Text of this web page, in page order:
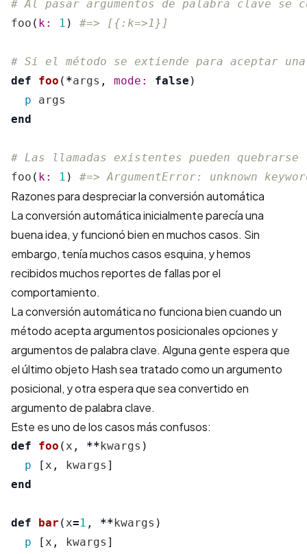
# Al pasar argumentos de palabra clave se
foo ( k: 1 ) #=> [{:k=>1}]
# Si el método se extiende para aceptar
def
foo ( *args , mode: false )
p
args
end
# Las llamadas existentes pueden quebrarse
foo ( k: 1 ) #=> ArgumentError: unknown
Razones para despreciar la conversión automática
La conversión automática inicialmente parecía una
buena idea, y funcionó bien en muchos casos. Sin
embargo, tenía muchos casos esquina, y hemos
recibidos muchos reportes de fallas por el
comportamiento.
La conversión automática no funciona bien cuando un
método acepta argumentos posicionales opciones y
argumentos de palabra clave. Alguna gente espera que
el último objeto Hash sea tratado como un argumento
posicional, y otra espera que sea convertido en
argumento de palabra clave.
Este es uno de los casos más confusos:
def foo ( x , **kwargs )
p
[ x , kwargs ]
end
def bar ( x=1 , **kwargs )
p
[ x , kwargs ]